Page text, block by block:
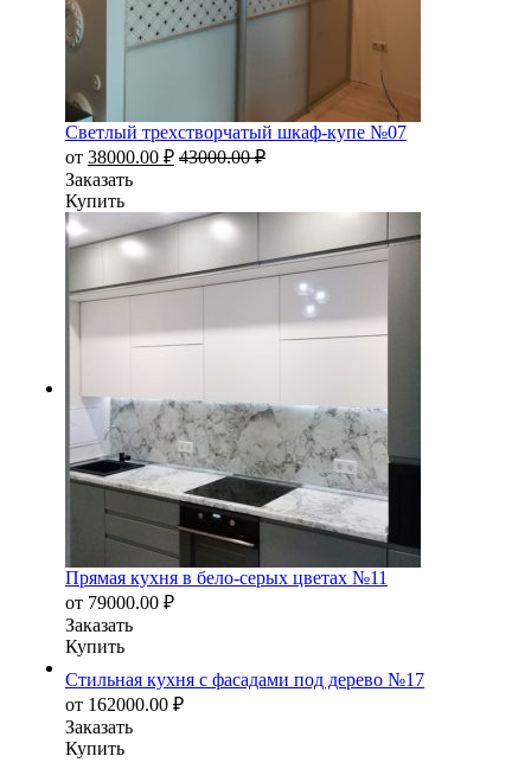
Светлый трехстворчатый шкаф-купе №07
от 38000.00 ₽ 43000.00₽
Заказать
Купить
Прямая кухня в бело-серых цветах №11
от 79000.00 ₽
Заказать
Купить
Стильная кухня с фасадами под дерево №17
от 162000.00 ₽
Заказать
Купить